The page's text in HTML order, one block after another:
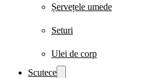
Șervețele umede
Seturi
Ulei de corp
Scutece